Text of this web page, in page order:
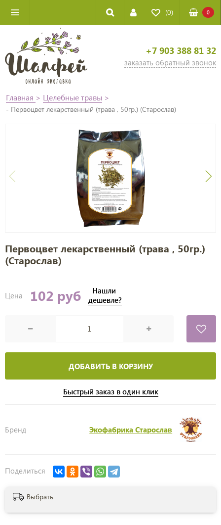
(0) 0
+7 903 388 81 32
заказать обратный звонок
Главная > Целебные травы >
- Первоцвет лекарственный (трава , 50гр.) (Старослав)
Первоцвет лекарственный (трава , 50гр.)
(Старослав)
Цена 102 руб
Нашли
дешевле?
ДОБАВИТЬ В КОРЗИНУ
Быстрый заказ в один клик
Бренд Экофабрика Старослав
Поделиться
Выбрать